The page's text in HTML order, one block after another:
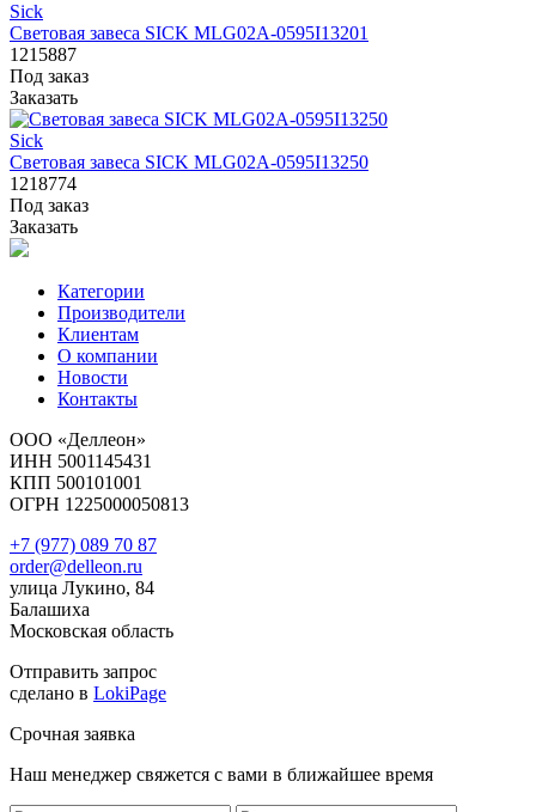
Sick
Световая завеса SICK MLG02A-0595I13201
1215887
Под заказ
Заказать
Sick
Световая завеса SICK MLG02A-0595I13250
1218774
Под заказ
Заказать
Категории
Производители
Клиентам
О компании
Новости
Контакты
ООО «Деллеон»
ИНН 5001145431
КПП 500101001
ОГРН 1225000050813
+7 (977) 089 70 87
order@delleon.ru
улица Лукино, 84
Балашиха
Московская область
Отправить запрос
сделано в LokiPage
Срочная заявка
Наш менеджер свяжется с вами в ближайшее время